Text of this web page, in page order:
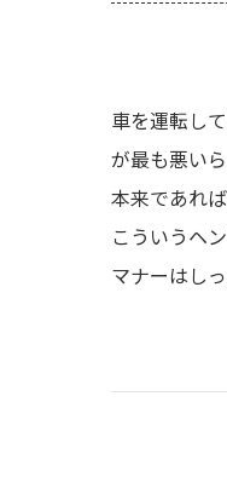
車を運転し
が最も悪い
本来であれ
こういうヘ
マナーはし